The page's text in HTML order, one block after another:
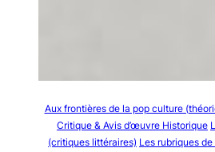
Aux frontières de la pop culture
Critique & Avis d’œuvre Historique
(critiques littéraires) Les rubriques